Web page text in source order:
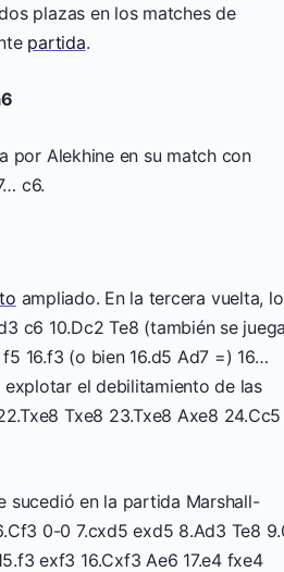
plazas en los matches de
partida.
por Alekhine en su match con
c6.
ampliado. En la tercera vuelta,
c6 10.Dc2 Te8 (también se
16.f3 (o bien 16.d5 Ad7 =) 16…
explotar el debilitamiento de las
Txe8 23.Txe8 Axe8 24.Cc5
sucedió en la partida Marshall-
0-0 7.cxd5 exd5 8.Ad3 Te8
exf3 16.Cxf3 Ae6 17.e4 fxe4